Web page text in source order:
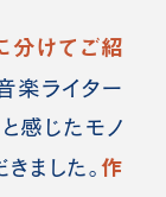
分けてご紹
楽ライター
感じたモノ
ました。 作